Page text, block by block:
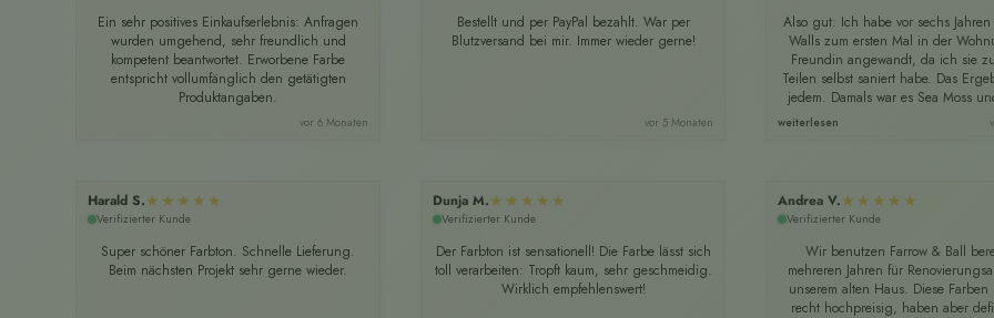
Ein sehr positives Einkaufserlebnis: Anfragen
wurden umgehend, sehr freundlich und
kompetent beantwortet. Erworbene Farbe
entspricht vollumfänglich den getätigten
Produktangaben.
vor 6 Monaten
Harald S.★★★★★
Verifizierter Kunde
Super schöner Farbton. Schnelle Lieferung.
Beim nächsten Projekt sehr gerne wieder.
Bestellt und per PayPal bezahlt. War per
Blutzversand bei mir. Immer wieder gerne!
vor 5 Monaten
Dunja M.★★★★★
Verifizierter Kunde
Der Farbton ist sensationell! Die Farbe lässt sich
toll verarbeiten: Tropft kaum, sehr geschmeidig.
Wirklich empfehlenswert!
Also gut: Ich habe vor sechs Jahren
Walls zum ersten Mal in der
Freundin angewandt, da ich sie
Teilen selbst saniert habe. Das
jedem. Damals war es Sea Moss
weiterlesen
Andrea V.★★★★★
Verifizierter Kunde
Wir benutzen Farrow & Ball
mehreren Jahren für
unserem alten Haus. Diese
recht hochpreisig, haben aber